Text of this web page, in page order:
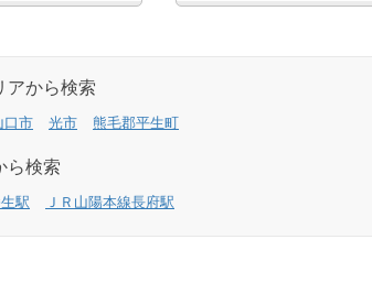
アから検索
口市 光市 熊毛郡平生町
ら検索
駅 ＪＲ山陽本線長府駅